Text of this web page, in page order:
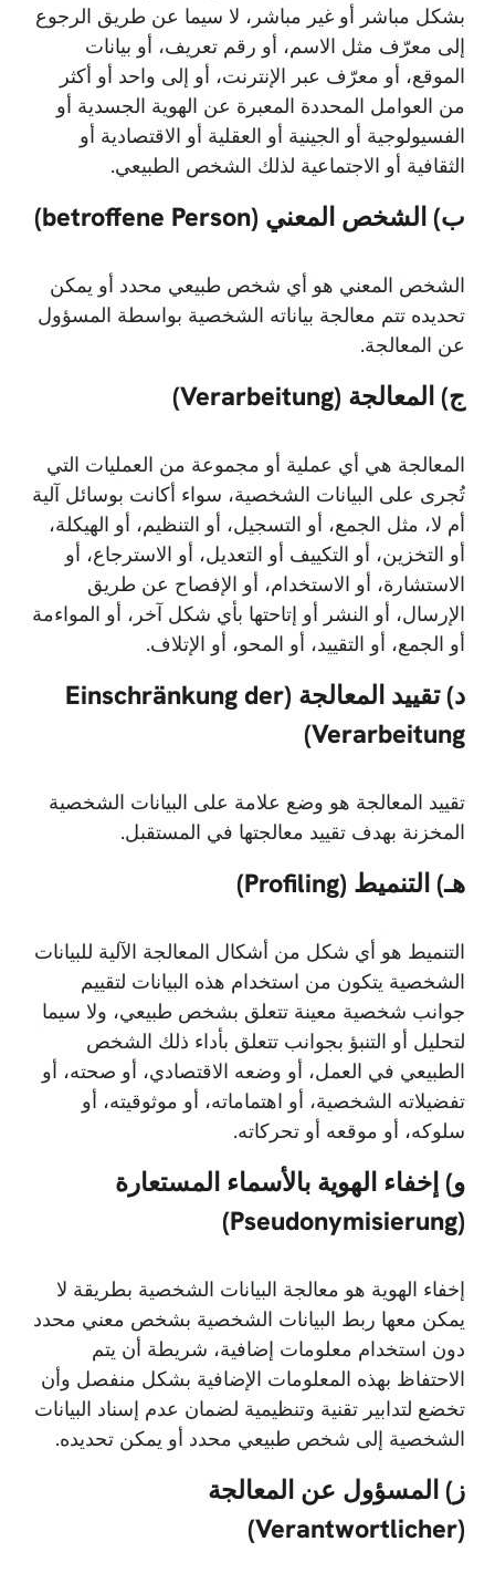
بشكل مباشر أو غير مباشر، لا سيما عن طريق الرجوع
إلى معرّف مثل الاسم، أو رقم تعريف، أو بيانات
الموقع، أو معرّف عبر الإنترنت، أو إلى واحد أو أكثر
من العوامل المحددة المعبرة عن الهوية الجسدية أو
الفسيولوجية أو الجينية أو العقلية أو الاقتصادية أو
الثقافية أو الاجتماعية لذلك الشخص الطبيعي.
ب) الشخص المعني (betroffene Person)
الشخص المعني هو أي شخص طبيعي محدد أو يمكن
تحديده تتم معالجة بياناته الشخصية بواسطة المسؤول
عن المعالجة.
ج) المعالجة (Verarbeitung)
المعالجة هي أي عملية أو مجموعة من العمليات التي
تُجرى على البيانات الشخصية، سواء أكانت بوسائل آلية
أم لا، مثل الجمع، أو التسجيل، أو التنظيم، أو الهيكلة،
أو التخزين، أو التكييف أو التعديل، أو الاسترجاع، أو
الاستشارة، أو الاستخدام، أو الإفصاح عن طريق
الإرسال، أو النشر أو إتاحتها بأي شكل آخر، أو المواءمة
أو الجمع، أو التقييد، أو المحو، أو الإتلاف.
د) تقييد المعالجة (Einschränkung der
Verarbeitung)
تقييد المعالجة هو وضع علامة على البيانات الشخصية
المخزنة بهدف تقييد معالجتها في المستقبل.
هـ) التنميط (Profiling)
التنميط هو أي شكل من أشكال المعالجة الآلية للبيانات
الشخصية يتكون من استخدام هذه البيانات لتقييم
جوانب شخصية معينة تتعلق بشخص طبيعي، ولا سيما
لتحليل أو التنبؤ بجوانب تتعلق بأداء ذلك الشخص
الطبيعي في العمل، أو وضعه الاقتصادي، أو صحته، أو
تفضيلاته الشخصية، أو اهتماماته، أو موثوقيته، أو
سلوكه، أو موقعه أو تحركاته.
و) إخفاء الهوية بالأسماء المستعارة
(Pseudonymisierung)
إخفاء الهوية هو معالجة البيانات الشخصية بطريقة لا
يمكن معها ربط البيانات الشخصية بشخص معني محدد
دون استخدام معلومات إضافية، شريطة أن يتم
الاحتفاظ بهذه المعلومات الإضافية بشكل منفصل وأن
تخضع لتدابير تقنية وتنظيمية لضمان عدم إسناد البيانات
الشخصية إلى شخص طبيعي محدد أو يمكن تحديده.
ز) المسؤول عن المعالجة
(Verantwortlicher)